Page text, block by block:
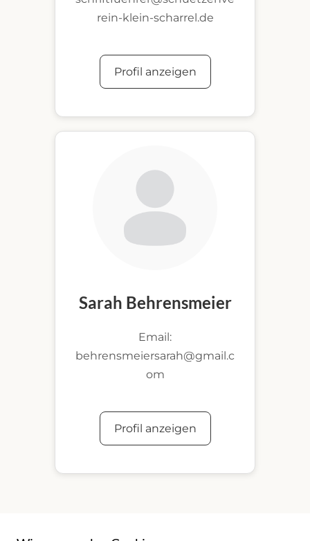
rein-klein-scharrel.de
Profil anzeigen
Sarah Behrensmeier
Email:
behrensmeiersarah@gmail.c
om
Profil anzeigen